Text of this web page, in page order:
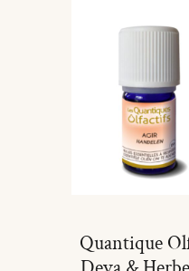
Quantique